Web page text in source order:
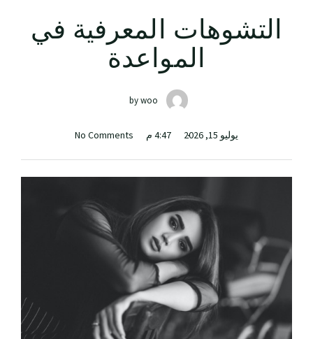
التشوهات المعرفية في
المواعدة
bywoo
يوليو 15, 2026 4:47 م No Comments